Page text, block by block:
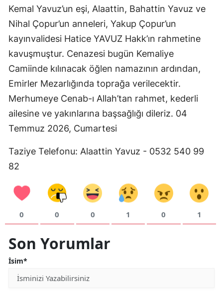
Gaziantep
Giresun
Hakkari
Hatay
İstanbul
Kars
Kemal Yavuz’un eşi, Alaattin, Bahattin Yavuz ve
Nihal Çopur’un anneleri, Yakup Çopur’un
kayınvalidesi Hatice YAVUZ Hakk’ın rahmetine
kavuşmuştur. Cenazesi bugün Kemaliye
Camiinde kılınacak öğlen namazının ardından,
Emirler Mezarlığında toprağa verilecektir.
Merhumeye Cenab-ı Allah’tan rahmet, kederli
ailesine ve yakınlarına başsağlığı dileriz. 04
Temmuz 2026, Cumartesi
Taziye Telefonu: Alaattin Yavuz - 0532 540 99
82
0 0 0 1 0 1
Son Yorumlar
İsim*